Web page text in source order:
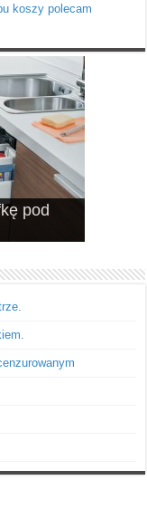
koszy polecam
pod